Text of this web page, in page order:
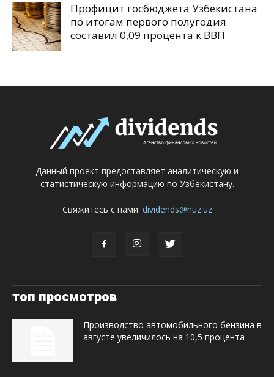
Профицит госбюджета Узбекистана
по итогам первого полугодия
составил 0,09 процента к ВВП
Данный проект предоставляет аналитическую и
статистическую информацию по Узбекистану.
Свяжитесь с нами: dividends@nuz.uz
топ просмотров
Производство автомобильного бензина в
августе увеличилось на 10,5 процента